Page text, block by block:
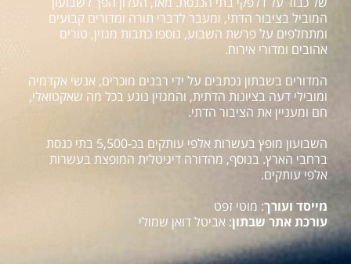
המוביל בציבור הדתי, ומעבר לדברי תורה ומדורים קבועים
ומתחלפים על פרשת השבוע, נוספו כתבות מגזין, טורים
אהובים ומדורי אירוח.
המדורים בשבתון נכתבים על ידי רבנים מוכרים, אנשי אקדמיה
ומובילי דעה בציונות הדתית, והמגזין נוגע בכל מה שאקטואלי,
חם ומעניין את הציבור הדתי.
השבועון מופץ בעשרות אלפי עותקים בכ-5,500 בתי כנסת
ברחבי הארץ. בנוסף, מהדורה דיגיטלית המופצת בעשרות
אלפי עותקים.
מייסד ועורך: מוטי זפט
עורכת אתר שבתון: אביטל דואן שמולי